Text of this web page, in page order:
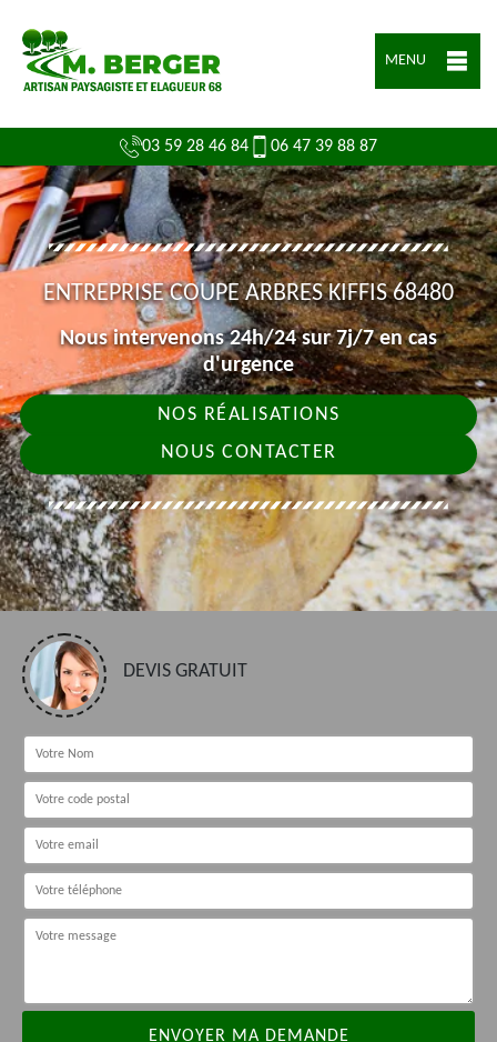
MENU
03 59 28 46 84 06 47 39 88 87
ENTREPRISE COUPE ARBRES KIFFIS 68480
Nous intervenons 24h/24 sur 7j/7 en cas
d'urgence
NOS RÉALISATIONS
NOUS CONTACTER
DEVIS GRATUIT